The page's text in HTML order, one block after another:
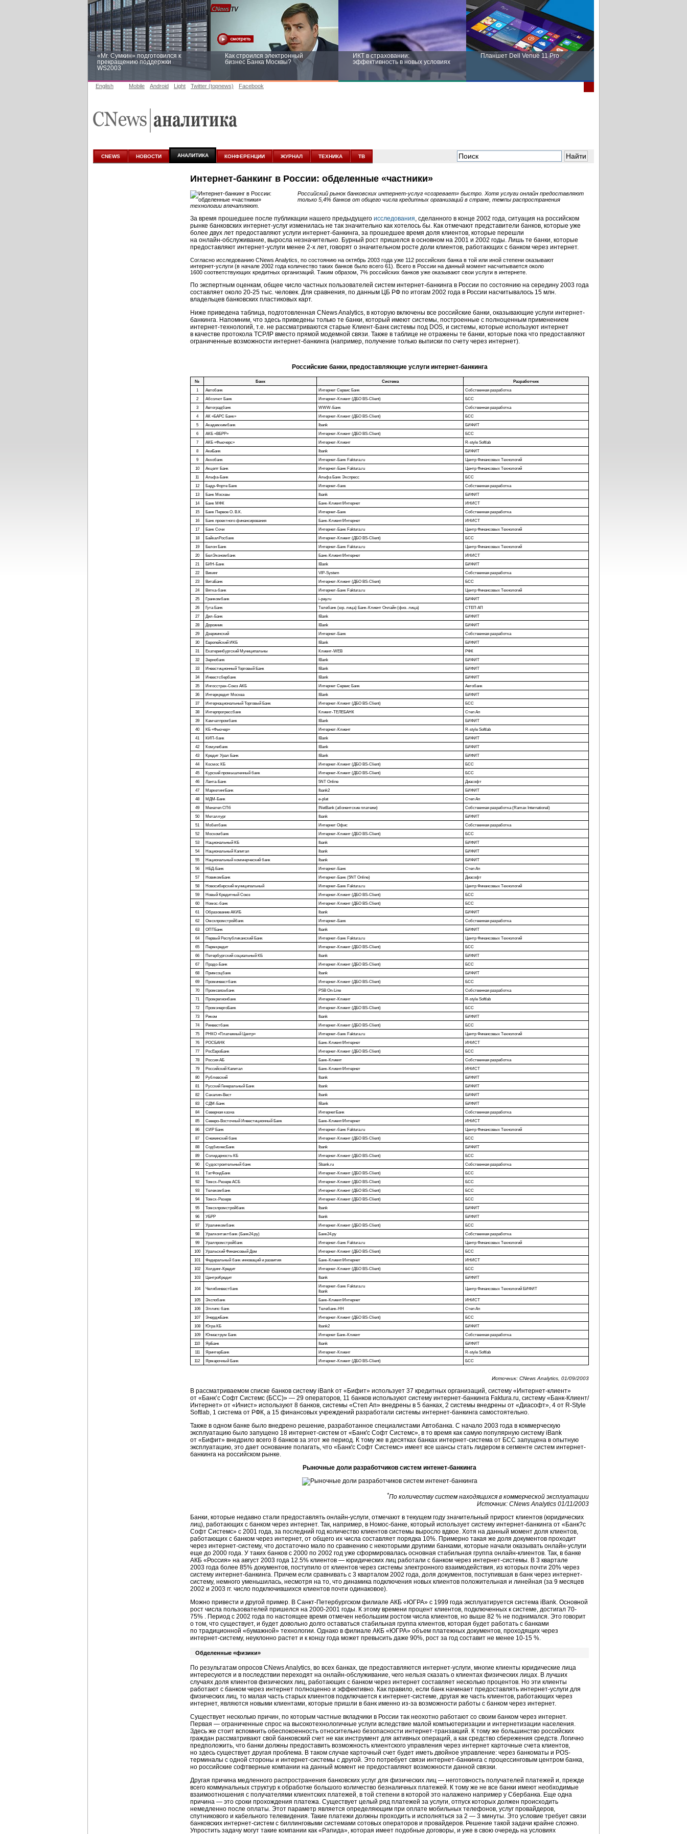
«Mr. Сумкин» подготовился к
прекращению поддержки
WS2003
Как строился электронный
бизнес Банка Москвы?
ИКТ в страховании:
эффективность в новых условиях
Планшет Dell Venue 11 Pro
аналитике
новых условиях
English Mobile Android Light Twitter (topnews) Facebook
CNEWS НОВОСТИ АНАЛИТИКА КОНФЕРЕНЦИИ ЖУРНАЛ ТЕХНИКА ТВ
Интернет-банкинг в России: обделенные «частники»
Российский рынок банковских интернет-услуг «созревает» быстро. Хотя услуги онлайн предоставляют
только 5,4% банков от общего числа кредитных организаций в стране, темпы распространения
технологии впечатляют.
За время прошедшее после публикации нашего предыдущего исследования, сделанного в конце 2002 года, ситуация на российском
рынке банковских интернет-услуг изменилась не так значительно как хотелось бы. Как отмечают представители банков, которые уже
более двух лет предоставляют услуги интернет-банкинга, за прошедшее время доля клиентов, которые перешли
на онлайн-обслуживание, выросла незначительно. Бурный рост пришелся в основном на 2001 и 2002 годы. Лишь те банки, которые
предоставляют интернет-услуги менее 2-х лет, говорят о значительном росте доли клиентов, работающих с банком через интернет.
Согласно исследованию CNews Analytics, по состоянию на октябрь 2003 года уже 112 российских банка в той или иной степени оказывают
интернет-услуги (в начале 2002 года количество таких банков было всего 61). Всего в России на данный момент насчитывается около
1600 соответствующих кредитных организаций. Таким образом, 7% российских банков уже оказывают свои услуги в интернете.
По экспертным оценкам, общее число частных пользователей систем интернет-банкинга в России по состоянию на середину 2003 года
составляет около 20-25 тыс. человек. Для сравнения, по данным ЦБ РФ по итогам 2002 года в России насчитывалось 15 млн.
владельцев банковских пластиковых карт.
Ниже приведена таблица, подготовленная CNews Analytics, в которую включены все российские банки, оказывающие услуги интернет-
банкинга. Напомним, что здесь приведены только те банки, который имеют системы, построенные с полноценным применением
интернет-технологий, т.е. не рассматриваются старые Клиент-Банк системы под DOS, и системы, которые используют интернет
в качестве протокола TCP/IP вместо прямой модемной связи. Также в таблице не отражены те банки, которые пока что предоставляют
ограниченные возможности интернет-банкинга (например, получение только выписки по счету через интернет).
Российские банки, предоставляющие услуги интернет-банкинга
№ Банк Система
Разработчик
1
Автобанк Интернет Сервис Банк
Собственная разработка
2
Абсолют Банк Интернет-Клиент (ДБО BS-Client)
БСС
3
Автоградбанк WWW-Банк
Собственная разработка
4
АК «БАРС Банк» Интернет-Клиент (ДБО BS-Client)
БСС
5
Академхимбанк Ibank
БИФИТ
6
АКБ «ВБРР» Интернет-Клиент (ДБО BS-Client)
БСС
7
АКБ «Фьючерс» Интернет-Клиент
R-style Softlab
8
АкиБанк Ibank
БИФИТ
9
Аккобанк Интернет-Банк Faktura.ru
Центр Финансовых Технологий
10
Акцепт Банк Интернет-Банк Faktura.ru
Центр Финансовых Технологий
11
Альфа-Банк Альфа Банк Экспресс
БСС
12
Бадр-Форте Банк Интернет-банк
Собственная разработка
13
Банк Москвы Ibank
БИФИТ
14
Банк МФК Банк-Клиент/Интернет
ИНИСТ
15
Банк Первое О. В.К. Интернет-Банк
Собственная разработка
16
Банк проектного финансирования Банк-Клиент/Интернет
ИНИСТ
17
Банк Сочи Интернет-Банк Faktura.ru
Центр Финансовых Технологий
18
БайкалРосбанк Интернет-Клиент (ДБО BS-Client)
БСС
19
Белон Банк Интернет-Банк Faktura.ru
Центр Финансовых Технологий
20
БелЭкономбанк Банк-Клиент/Интернет
ИНИСТ
21
БИН-Банк IBank
БИФИТ
22
Викинг VIP-System
Собственная разработка
23
ВитаБанк Интернет-Клиент (ДБО BS-Client)
БСС
24
Вятка-банк Интернет-Банк Faktura.ru
Центр Финансовых Технологий
25
Гранкомбанк i-pay.ru
БИФИТ
26
Гута Банк Телебанк (юр. лица) Банк-Клиент Онлайн (физ. лица)
СТЕП АП
27
Дил-Банк IBank
БИФИТ
28
Дорожник IBank
БИФИТ
29
Дзержинский Интернет-Банк
Собственная разработка
30
Европейский ИКБ IBank
БИФИТ
31
Екатеринбургский Муниципальны Клиент-WEB
РФК
32
Зернобанк IBank
БИФИТ
33
Инвестиционный Торговый Банк IBank
БИФИТ
34
Инвестсбербанк IBank
БИФИТ
35
Ингосстрах-Cоюз АКБ Интернет Сервис Банк
Автобанк
36
Интеркредит Москва IBank
БИФИТ
37
Интернациональный Торговый Банк Интернет-Клиент (ДБО BS-Client)
БСС
38
Интерпрогрессбанк Клиент-ТЕЛЕБАНК
Степ Ап
39
Камчатпромбанк IBank
БИФИТ
40
КБ «Фьючер» Интернет-Клиент
R-style Softlab
41
КИП-банк IBank
БИФИТ
42
Комунибанк IBank
БИФИТ
43
Кредит Урал Банк IBank
БИФИТ
44
Космос КБ Интернет-Клиент (ДБО BS-Client)
БСС
45
Курский промышленный банк Интернет-Клиент (ДБО BS-Client)
БСС
46
Ланта-Банк 5NT Online
Диасофт
47
МаркетингБанк Ibank2
БИФИТ
48
МДМ-Банк e-plat
Степ Ап
49
Менатеп СПб INetBank (абонентские платежи)
Собственная разработка (Ramax International)
50
Металлург Ibank
БИФИТ
51
Мобилбанк Интернет Офис
Собственная разработка
52
Москомбанк Интернет-Клиент (ДБО BS-Client)
БСС
53
Национальный КБ Ibank
БИФИТ
54
Национальный Капитал Ibank
БИФИТ
55
Национальный коммерческий банк Ibank
БИФИТ
56
НБД-Банк Интернет-Банк
Степ Ап
57
НовикомБанк Интернет-Банк (5NT Online)
Диасофт
58
Новосибирский муниципальный Интернет-Банк Faktura.ru
Центр Финансовых Технологий
59
Новый Кредитный Союз Интернет-Клиент (ДБО BS-Client)
БСС
60
Номос-банк Интернет-Клиент (ДБО BS-Client)
БСС
61
Образование АКИБ Ibank
БИФИТ
62
Омскпромстройбанк Интернет-Банк
Собственная разработка
63
ОПТБанк Ibank
БИФИТ
64
Первый Республиканский Банк Интернет-банк Faktura.ru
Центр Финансовых Технологий
65
Пермкредит Интернет-Клиент (ДБО BS-Client)
БСС
66
Петербургский социальный КБ Ibank
БИФИТ
67
Прадо-Банк Интернет-Клиент (ДБО BS-Client)
БСС
68
Примсоцбанк Ibank
БИФИТ
69
Проминвестбанк Интернет-Клиент (ДБО BS-Client)
БСС
70
Промсвязьбанк PSB On-Line
Собственная разработка
71
Промрегионбанк Интернет-Клиент
R-style Softlab
72
ПромэнергоБанк Интернет-Клиент (ДБО BS-Client)
БСС
73
Риком Ibank
БИФИТ
74
Ринвестбанк Интернет-Клиент (ДБО BS-Client)
БСС
75
РНКО «Платежный Центр» Интернет-банк Faktura.ru
Центр Финансовых Технологий
76
РОСБАНК Банк-Клиент/Интернет
ИНИСТ
77
РосЕвроБанк Интернет-Клиент (ДБО BS-Client)
БСС
78
Россия АБ Банк-Клиент
Собственная разработка
79
Российский Капитал Банк-Клиент/Интернет
ИНИСТ
80
Рублевский Ibank
БИФИТ
81
Русский Генеральный Банк Ibank
БИФИТ
82
Сахалин-Вест Ibank
БИФИТ
83
СДМ-Банк IBank
БИФИТ
84
Северная казна ИнтернетБанк
Собственная разработка
85
Северо-Восточный Инвестиционный Банк Банк-Клиент/Интернет
ИНИСТ
86
СИР Банк Интернет-банк Faktura.ru
Центр Финансовых Технологий
87
Снежинский банк Интернет-Клиент (ДБО BS-Client)
БСС
88
СодбизнесБанк Ibank
БИФИТ
89
Солидарность КБ Интернет-Клиент (ДБО BS-Client)
БСС
90
Судостроительный банк Sbank.ru
Собственная разработка
91
ТатФондБанк Интернет-Клиент (ДБО BS-Client)
БСС
92
Томск-Резерв АСБ Интернет-Клиент (ДБО BS-Client)
БСС
93
Телекомбанк Интернет-Клиент (ДБО BS-Client)
БСС
94
Томск-Резерв Интернет-Клиент (ДБО BS-Client)
БСС
95
Томскпромстройбанк Ibank
БИФИТ
96
УБРР Ibank
БИФИТ
97
Уралинкомбанк Интернет-Клиент (ДБО BS-Client)
БСС
98
Уралконтактбанк (Банк24.ру) Банк24.ру
Собственная разработка
99
Уралпромстройбанк Интернет-банк Faktura.ru
Центр Финансовых Технологий
100
Уральский Финансовый Дом Интернет-Клиент (ДБО BS-Client)
БСС
101
Федеральный банк инноваций и развития Банк-Клиент/Интернет
ИНИСТ
102
Холдинг-Кредит Интернет-Клиент (ДБО BS-Client)
БСС
103
ЦентроКредит Ibank БИФИТ
104 Челябинвестбанк
Интернет-банк Faktura.ru
Ibank
Центр Финансовых Технологий БИФИТ
105 Экспобанк Банк-Клиент/Интернет
ИНИСТ
106
Эллипс банк Телебанк-НН
Степ Ап
107
ЭнерджБанк Интернет-Клиент (ДБО BS-Client)
БСС
108
Югра КБ Ibank2
БИФИТ
109
Юниаструм Банк Интернет Банк-Клиент
Собственная разработка
110
ЯрБанк Ibank
БИФИТ
111
ЯринтерБанк Интернет-Клиент
R-style Softlab
112
Ярмарочный Банк Интернет-Клиент (ДБО BS-Client) БСС
Источник: CNews Analytics, 01/09/2003
В рассматриваемом списке банков систему iBank от «Бифит» использует 37 кредитных организаций, систему « Интернет-клиент»
от «Банк’с Софт Системс (БСС)» — 29 операторов, 11 банков используют систему интернет-банкинга Faktura.ru, систему « Банк-Клиент/
Интернет» от «Инист» используют 8 банков, системы «Степ Ап» внедрены в 5 банках, 2 системы внедрены от «Диасофт», 4 от R-Style
Softlab, 1 система от РФК, а 15 финансовых учреждений разработали системы интернет-банкинга самостоятельно.
Также в одном банке было внедрено решение, разработанное специалистами Автобанка. С начало 2003 года в коммерческую
эксплуатацию было запущено 18 интернет-систем от «Банк'с Софт Системс», в то время как самую популярную систему iBank
от «Бифит» внедрило всего 8 банков за этот же период. К тому же в десятках банках интернет-система от БСС запущена в опытную
эксплуатацию, это дает основание полагать, что «Банк'с Софт Системс» имеет все шансы стать лидером в сегменте систем интернет-
банкинга на российском рынке.
Рыночные доли разработчиков систем интенет-банкинга
*По количеству систем находящихся в коммерческой эксплуатации
Источник: CNews Analytics 01/11/2003
Банки, которые недавно стали предоставлять онлайн-услуги, отмечают в текущем году значительный прирост клиентов (юридических
лиц), работающих с банком через интернет. Так, например, в Номос-банке, который использует систему интернет-банкинга от «Банк?c
Софт Системс» с 2001 года, за последний год количество клиентов системы выросло вдвое. Хотя на данный момент доля клиентов,
работающих с банком через интернет, от общего их числа составляет порядка 10%. Примерно такая же доля документов проходит
через интернет-систему, что достаточно мало по сравнению с некоторыми другими банками, которые начали оказывать онлайн-услуги
еще до 2000 года. У таких банков с 2000 по 2002 год уже сформировалась основная стабильная группа онлайн-клиентов. Так, в банке
АКБ «Россия» на август 2003 года 12.5% клиентов — юридических лиц работали с банком через интернет-системы. В 3 квартале
2003 года более 85% документов, поступило от клиентов через системы электронного взаимодействия, из которых почти 20% через
систему интернет-банкинга. Причем если сравнивать с 3 кварталом 2002 года, доля документов, поступившая в банк через интернет-
систему, немного уменьшилась, несмотря на то, что динамика подключения новых клиентов положительная и линейная (за 9 месяцев
2002 и 2003 гг. число подключившихся клиентов почти одинаковое).
Можно привести и другой пример. В Санкт-Петербургском филиале АКБ «ЮГРА» с 1999 года эксплуатируется система iBank. Основной
рост числа пользователей пришелся на 2000-2001 годы. К этому времени процент клиентов, подключенных к системе, достигал 70-
75% . Период с 2002 года по настоящее время отмечен небольшим ростом числа клиентов, но выше 82 % не поднимался. Это говорит
о том, что существует, и будет довольно долго оставаться стабильная группа клиентов, которая будет работать с банками
по традиционной «бумажной» технологии. Однако в филиале АКБ «ЮГРА» объем платежных документов, проходящих через
интернет-систему, неуклонно растет и к концу года может превысить даже 90%, рост за год составит не менее 10-15 %.
Обделенные «физики»
По результатам опросов CNews Analytics, во всех банках, где предоставляются интернет-услуги, многие клиенты юридические лица
интересуются и в последствии переходят на онлайн-обслуживание, чего нельзя сказать о клиентах физических лицах. В лучших
случаях доля клиентов физических лиц, работающих с банком через интернет составляет несколько процентов. Но эти клиенты
работают с банком через интернет полноценно и эффективно. Как правило, если банк начинает предоставлять интернет-услуги для
физических лиц, то малая часть старых клиентов подключается к интернет-системе, другая же часть клиентов, работающих через
интернет, являются новыми клиентами, которые пришли в банк именно из-за возможности работы с банком через интернет.
Существует несколько причин, по которым частные вкладчики в России так неохотно работают со своим банком через интернет.
Первая — ограниченные спрос на высокотехнологичные услуги вследствие малой компьютеризации и интернетизации населения.
Здесь же стоит вспомнить обеспокоенность относительно безопасности интернет-транзакций. К тому же большинство российских
граждан рассматривают свой банковский счет не как инструмент для активных операций, а как средство сбережения средств. Логично
предположить, что банки должны предоставить возможность клиентского управления через интернет карточные счета клиентов,
но здесь существует другая проблема. В таком случае карточный счет будет иметь двойное управление: через банкоматы и POS-
терминалы с одной стороны и интернет-системы с другой. Это потребует связи интернет-банкинга с процессинговым центром банка,
но российские софтверные компании на данный момент не предоставляют возможности данной связки.
Другая причина медленного распространения банковских услуг для физических лиц — неготовность получателей платежей и, прежде
всего коммунальных структур к обработке большого количество безналичных платежей. К тому же не все банки имеют необходимые
взаимоотношения с получателями клиентских платежей, в той степени в которой это налажено например у Сбербанка. Еще одна
причина — это сроки прохождения платежа. Существует целый ряд платежей за услуги, отпуск которых должен происходить
немедленно после оплаты. Этот параметр является определяющим при оплате мобильных телефонов, услуг провайдеров,
спутникового и кабельного телевидения. Такие платежи должны проходить и исполняться за 2 — 3 минуты. Это условие требует связи
банковских интернет-систем с биллинговыми системами сотовых операторов и провайдеров. Решение такой задачи крайне сложно.
Упростить задачу могут такие компании как «Рапида», которая имеет подобные договоры, и уже в свою очередь на условиях